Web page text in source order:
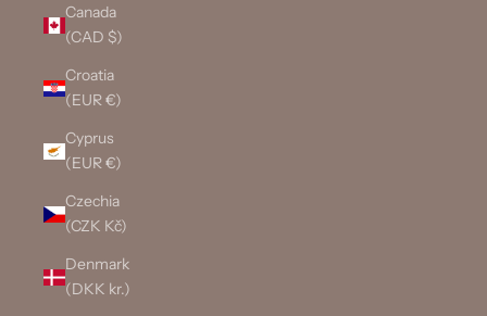
Canada
(CAD $)
Croatia
(EUR €)
Cyprus
(EUR €)
Czechia
(CZK Kč)
Denmark
(DKK kr.)